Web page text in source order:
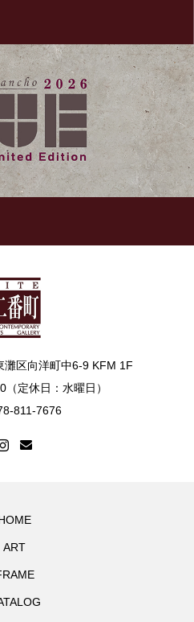
灘区向洋町中6-9 KFM 1F
定休日：水曜日）
811-7676
ART